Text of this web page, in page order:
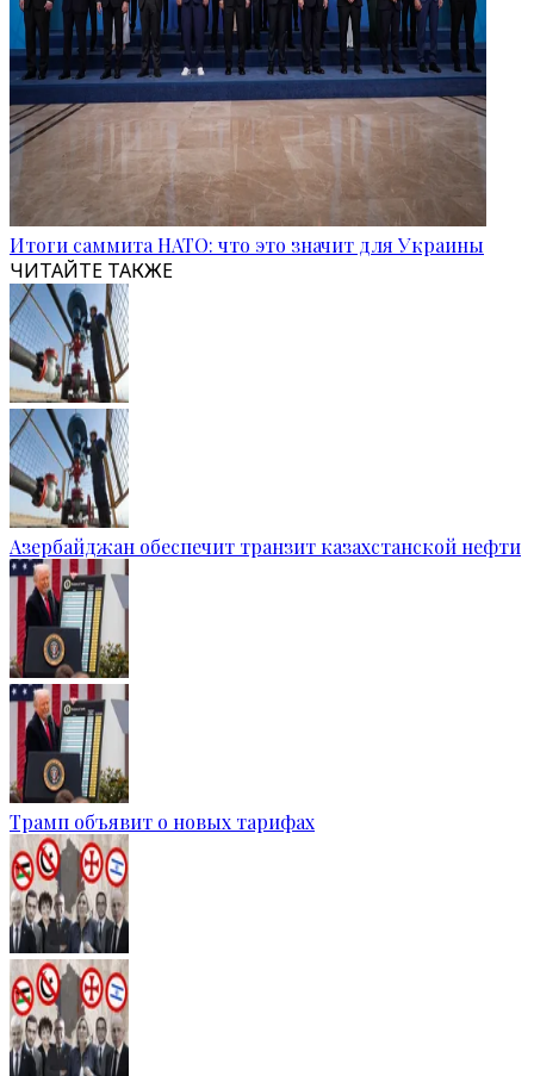
Итоги саммита НАТО: что это значит для Украины
ЧИТАЙТЕ ТАКЖЕ
Азербайджан обеспечит транзит казахстанской нефти
Трамп объявит о новых тарифах